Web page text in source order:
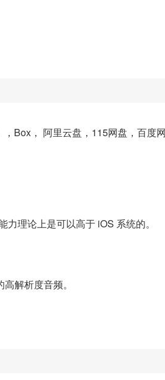
Box， 阿里云盘，115网盘，百度网
理论上是可以高于 iOS 系统的。
解析度音频。